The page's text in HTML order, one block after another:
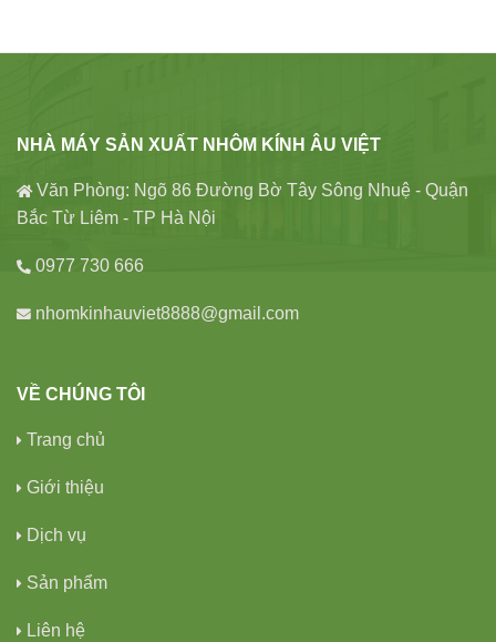
NHÀ MÁY SẢN XUẤT NHÔM KÍNH ÂU VIỆT
Văn Phòng: Ngõ 86 Đường Bờ Tây Sông Nhuệ - Quận
Bắc Từ Liêm - TP Hà Nội
0977 730 666
nhomkinhauviet8888@gmail.com
VỀ CHÚNG TÔI
Trang chủ
Giới thiệu
Dịch vụ
Sản phẩm
Liên hệ